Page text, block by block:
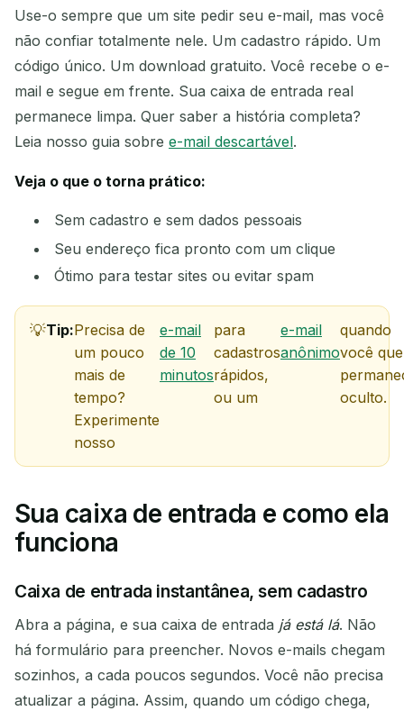
Excluir selecionados Alterar e-mail
Atualizar
Próxima atualização em15segundos
REMETENTE ASSUNTO
Aguardando e-mails recebidos...
Use-o sempre que um site pedir seu e-mail, mas você
não confiar totalmente nele. Um cadastro rápido. Um
código único. Um download gratuito. Você recebe o e-
mail e segue em frente. Sua caixa de entrada real
permanece limpa. Quer saber a história completa?
Leia nosso guia sobre e-mail descartável.
Veja o que o torna prático:
Sem cadastro e sem dados pessoais
Seu endereço fica pronto com um clique
Ótimo para testar sites ou evitar spam
Tip:Precisa de
um pouco
mais de
tempo?
Experimente
nosso
e-mail
de 10
minutos
para
cadastros
rápidos,
ou um
e-mail
anônimo
quando
você
oculto.
Sua caixa de entrada e como ela
funciona
Caixa de entrada instantânea, sem cadastro
Abra a página, e sua caixa de entrada já está lá. Não
há formulário para preencher. Novos e-mails chegam
sozinhos, a cada poucos segundos. Você não precisa
atualizar a página. Assim, quando um código chega,